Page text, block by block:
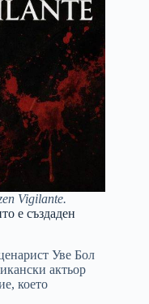
Vigilante.
е създаден
Уве Бол
актьор
което